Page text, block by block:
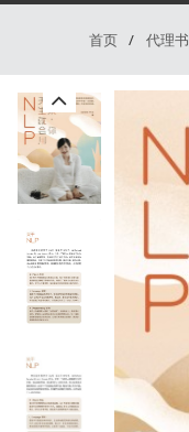
首页 / 代理书